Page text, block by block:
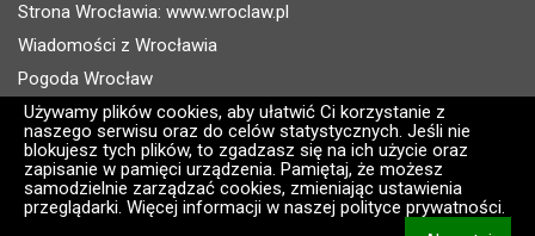
Używamy plików cookies, aby ułatwić Ci korzystanie z
naszego serwisu oraz do celów statystycznych. Jeśli nie
blokujesz tych plików, to zgadzasz się na ich użycie oraz
zapisanie w pamięci urządzenia. Pamiętaj, że możesz
samodzielnie zarządzać cookies, zmieniając ustawienia
przeglądarki. Więcej informacji w naszej polityce prywatności.
Strona Wrocławia: www.wroclaw.pl
Wiadomości z Wrocławia
Pogoda Wrocław
Rozkłady jazdy MPK Wrocław
Administratorem wroclaw.pl jest: ARAW
Wersja systemu: 2.8.30.09